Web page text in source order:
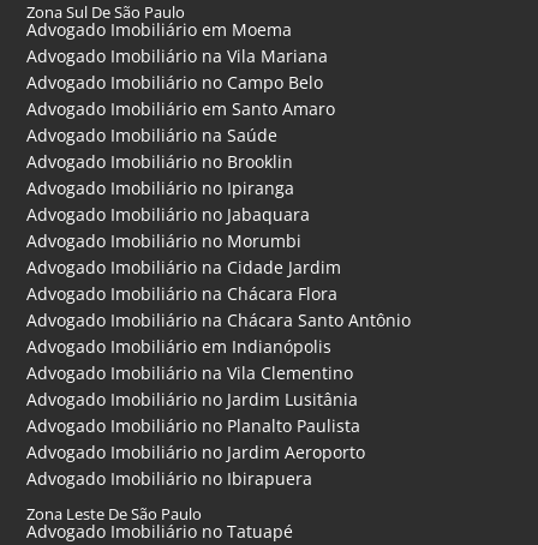
Zona Sul De São Paulo
Advogado Imobiliário em Moema
Advogado Imobiliário na Vila Mariana
Advogado Imobiliário no Campo Belo
Advogado Imobiliário em Santo Amaro
Advogado Imobiliário na Saúde
Advogado Imobiliário no Brooklin
Advogado Imobiliário no Ipiranga
Advogado Imobiliário no Jabaquara
Advogado Imobiliário no Morumbi
Advogado Imobiliário na Cidade Jardim
Advogado Imobiliário na Chácara Flora
Advogado Imobiliário na Chácara Santo Antônio
Advogado Imobiliário em Indianópolis
Advogado Imobiliário na Vila Clementino
Advogado Imobiliário no Jardim Lusitânia
Advogado Imobiliário no Planalto Paulista
Advogado Imobiliário no Jardim Aeroporto
Advogado Imobiliário no Ibirapuera
Zona Leste De São Paulo
Advogado Imobiliário no Tatuapé